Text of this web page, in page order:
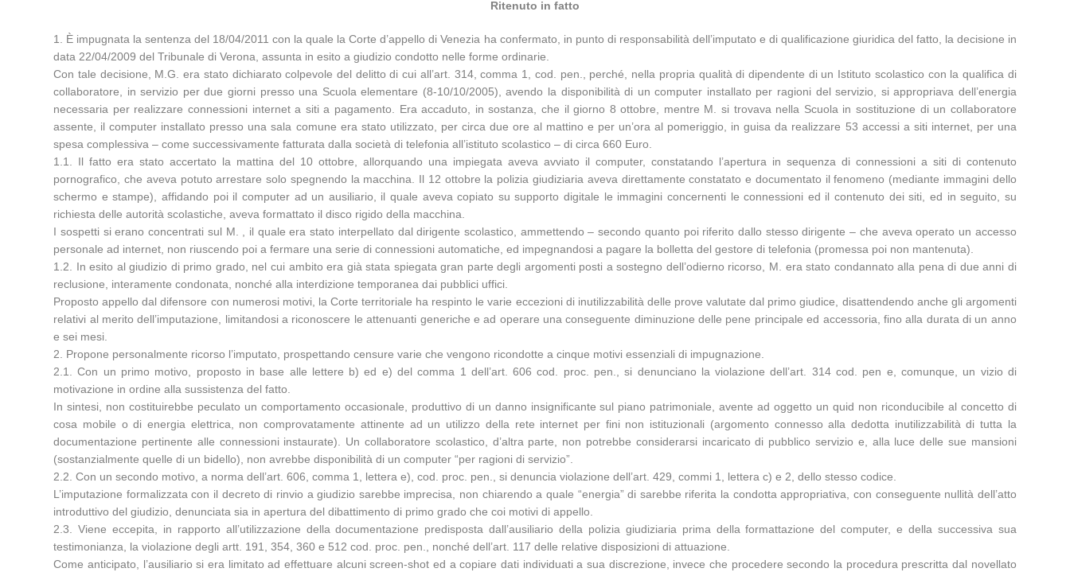
Ritenuto in fatto
1. È impugnata la sentenza del 18/04/2011 con la quale la Corte d’appello di Venezia ha confermato, in punto di responsabilità dell’imputato e di qualificazione giuridica del fatto, la decisione in
data 22/04/2009 del Tribunale di Verona, assunta in esito a giudizio condotto nelle forme ordinarie.
Con tale decisione, M.G. era stato dichiarato colpevole del delitto di cui all’art. 314, comma 1, cod. pen., perché, nella propria qualità di dipendente di un Istituto scolastico con la qualifica di
collaboratore, in servizio per due giorni presso una Scuola elementare (8-10/10/2005), avendo la disponibilità di un computer installato per ragioni del servizio, si appropriava dell’energia
necessaria per realizzare connessioni internet a siti a pagamento. Era accaduto, in sostanza, che il giorno 8 ottobre, mentre M. si trovava nella Scuola in sostituzione di un collaboratore
assente, il computer installato presso una sala comune era stato utilizzato, per circa due ore al mattino e per un’ora al pomeriggio, in guisa da realizzare 53 accessi a siti internet, per una
spesa complessiva – come successivamente fatturata dalla società di telefonia all’istituto scolastico – di circa 660 Euro.
1.1. Il fatto era stato accertato la mattina del 10 ottobre, allorquando una impiegata aveva avviato il computer, constatando l’apertura in sequenza di connessioni a siti di contenuto
pornografico, che aveva potuto arrestare solo spegnendo la macchina. Il 12 ottobre la polizia giudiziaria aveva direttamente constatato e documentato il fenomeno (mediante immagini dello
schermo e stampe), affidando poi il computer ad un ausiliario, il quale aveva copiato su supporto digitale le immagini concernenti le connessioni ed il contenuto dei siti, ed in seguito, su
richiesta delle autorità scolastiche, aveva formattato il disco rigido della macchina.
I sospetti si erano concentrati sul M. , il quale era stato interpellato dal dirigente scolastico, ammettendo – secondo quanto poi riferito dallo stesso dirigente – che aveva operato un accesso
personale ad internet, non riuscendo poi a fermare una serie di connessioni automatiche, ed impegnandosi a pagare la bolletta del gestore di telefonia (promessa poi non mantenuta).
1.2. In esito al giudizio di primo grado, nel cui ambito era già stata spiegata gran parte degli argomenti posti a sostegno dell’odierno ricorso, M. era stato condannato alla pena di due anni di
reclusione, interamente condonata, nonché alla interdizione temporanea dai pubblici uffici.
Proposto appello dal difensore con numerosi motivi, la Corte territoriale ha respinto le varie eccezioni di inutilizzabilità delle prove valutate dal primo giudice, disattendendo anche gli argomenti
relativi al merito dell’imputazione, limitandosi a riconoscere le attenuanti generiche e ad operare una conseguente diminuzione delle pene principale ed accessoria, fino alla durata di un anno
e sei mesi.
2. Propone personalmente ricorso l’imputato, prospettando censure varie che vengono ricondotte a cinque motivi essenziali di impugnazione.
2.1. Con un primo motivo, proposto in base alle lettere b) ed e) del comma 1 dell’art. 606 cod. proc. pen., si denunciano la violazione dell’art. 314 cod. pen e, comunque, un vizio di
motivazione in ordine alla sussistenza del fatto.
In sintesi, non costituirebbe peculato un comportamento occasionale, produttivo di un danno insignificante sul piano patrimoniale, avente ad oggetto un quid non riconducibile al concetto di
cosa mobile o di energia elettrica, non comprovatamente attinente ad un utilizzo della rete internet per fini non istituzionali (argomento connesso alla dedotta inutilizzabilità di tutta la
documentazione pertinente alle connessioni instaurate). Un collaboratore scolastico, d’altra parte, non potrebbe considerarsi incaricato di pubblico servizio e, alla luce delle sue mansioni
(sostanzialmente quelle di un bidello), non avrebbe disponibilità di un computer “per ragioni di servizio”.
2.2. Con un secondo motivo, a norma dell’art. 606, comma 1, lettera e), cod. proc. pen., si denuncia violazione dell’art. 429, commi 1, lettera c) e 2, dello stesso codice.
L’imputazione formalizzata con il decreto di rinvio a giudizio sarebbe imprecisa, non chiarendo a quale “energia” di sarebbe riferita la condotta appropriativa, con conseguente nullità dell’atto
introduttivo del giudizio, denunciata sia in apertura del dibattimento di primo grado che coi motivi di appello.
2.3. Viene eccepita, in rapporto all’utilizzazione della documentazione predisposta dall’ausiliario della polizia giudiziaria prima della formattazione del computer, e della successiva sua
testimonianza, la violazione degli artt. 191, 354, 360 e 512 cod. proc. pen., nonché dell’art. 117 delle relative disposizioni di attuazione.
Come anticipato, l’ausiliario si era limitato ad effettuare alcuni screen-shot ed a copiare dati individuati a sua discrezione, invece che procedere secondo la procedura prescritta dal novellato